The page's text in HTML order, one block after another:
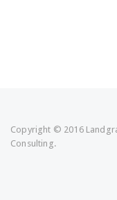
Copyright © 2016
Consulting.